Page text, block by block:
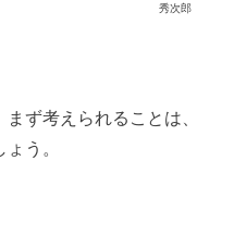
秀次郎
ず考えられることは、
う。